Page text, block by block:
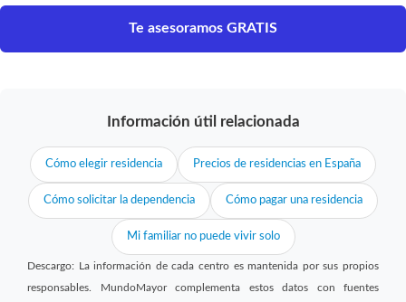
Te asesoramos GRATIS
Información útil relacionada
Cómo elegir residencia Precios de residencias en España
Cómo solicitar la dependencia Cómo pagar una residencia
Mi familiar no puede vivir solo
Descargo: La información de cada centro es mantenida por sus propios
responsables. MundoMayor complementa estos datos con fuentes